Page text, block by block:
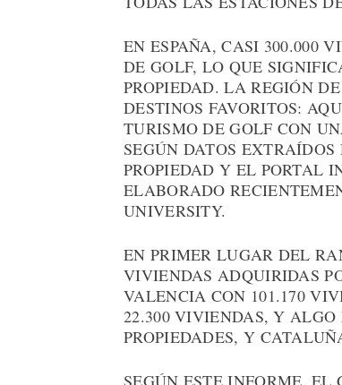
EN ESPAÑA, CASI 300.000
DE GOLF, LO QUE
PROPIEDAD. LA REGIÓN
DESTINOS FAVORITOS:
TURISMO DE GOLF CON
SEGÚN DATOS
PROPIEDAD Y EL PORTAL
ELABORADO
UNIVERSITY.
EN PRIMER LUGAR DEL
VIVIENDAS ADQUIRIDAS
VALENCIA CON 101.170
22.300 VIVIENDAS, Y ALGO
PROPIEDADES, Y
SEGÚN ESTE INFORME,